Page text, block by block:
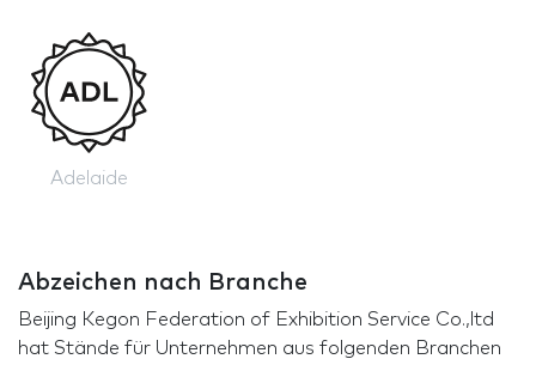
Adelaide
Abzeichen nach Branche
Beijing Kegon Federation of Exhibition Service Co.,ltd
hat Stände für Unternehmen aus folgenden Branchen